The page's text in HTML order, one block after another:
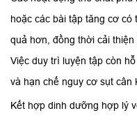
hoặc các bài tập tăng cơ có
quả hơn, đồng thời cải
Việc duy trì luyện tập còn
và hạn chế nguy cơ sụt cân
Kết hợp dinh dưỡng hợp lý